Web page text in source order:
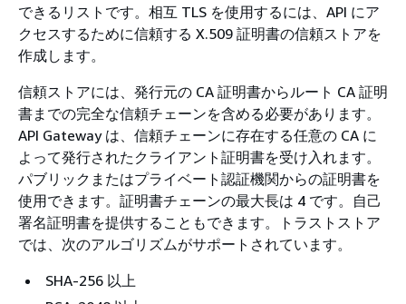
できるリストです。相互 TLS を使用するには、API にア
クセスするために信頼する X.509 証明書の信頼ストアを
作成します。
信頼ストアには、発行元の CA 証明書からルート CA 証明
書までの完全な信頼チェーンを含める必要があります。
API Gateway は、信頼チェーンに存在する任意の CA に
よって発行されたクライアント証明書を受け入れます。
パブリックまたはプライベート認証機関からの証明書を
使用できます。証明書チェーンの最大長は 4 です。自己
署名証明書を提供することもできます。トラストストア
では、次のアルゴリズムがサポートされています。
SHA-256 以上